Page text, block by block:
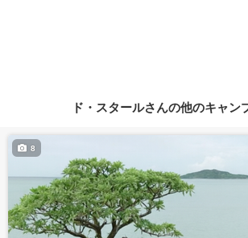
ド・スタールさんの他のキャン
8